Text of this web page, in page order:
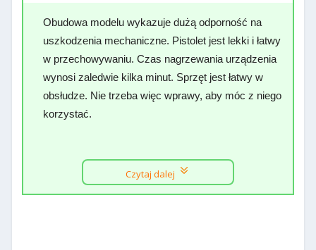
Obudowa modelu wykazuje dużą odporność na
uszkodzenia mechaniczne. Pistolet jest lekki i łatwy
w przechowywaniu. Czas nagrzewania urządzenia
wynosi zaledwie kilka minut. Sprzęt jest łatwy w
obsłudze. Nie trzeba więc wprawy, aby móc z niego
korzystać.
Czytaj dalej